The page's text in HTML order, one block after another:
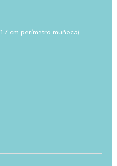
cm perímetro muñeca)